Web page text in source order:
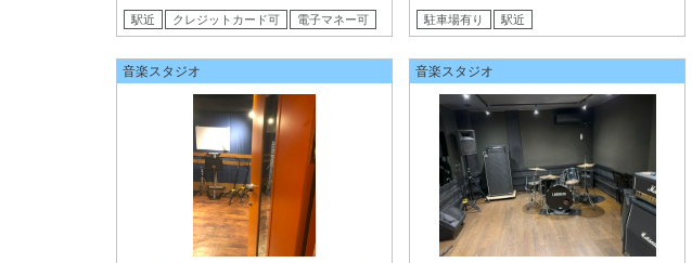
駅近 クレジットカード可 電子マネー可 駐車場有り 駅近
音楽スタジオ 音楽スタジオ